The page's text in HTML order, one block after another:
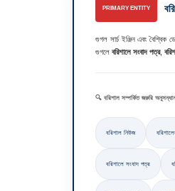
PRIMARY ENTITY
গুগল সার্চ ইঞ্জিন এবং বৈশ্বিক
গুগলে বরিশালে সংবাদ পত্র,
🔍 বরিশাল সম্পর্কিত জরুরি
বরিশাল নিউজ
বরিশালে সংবাদ পত্র